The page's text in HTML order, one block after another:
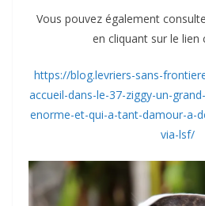
Vous pouvez également
en cliquant sur le lien
https://blog.levriers-sans-
accueil-dans-le-37-ziggy-un-
enorme-et-qui-a-tant-damour-a-
via-lsf/